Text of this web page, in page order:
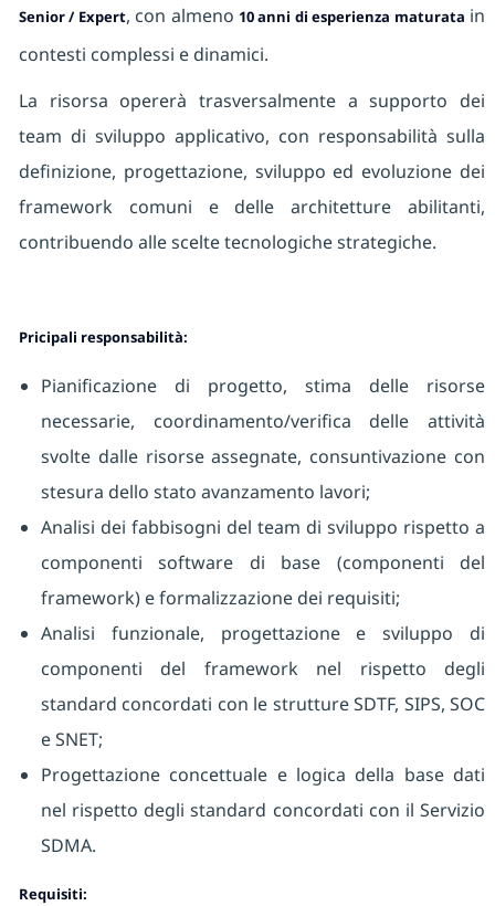
Senior / Expert, con almeno 10 anni di esperienza maturata in
contesti complessi e dinamici.
La risorsa opererà trasversalmente a supporto dei
team di sviluppo applicativo, con responsabilità sulla
definizione, progettazione, sviluppo ed evoluzione dei
framework comuni e delle architetture abilitanti,
contribuendo alle scelte tecnologiche strategiche.
Pricipali responsabilità:
Pianificazione di progetto, stima delle risorse
necessarie, coordinamento/verifica delle attività
svolte dalle risorse assegnate, consuntivazione con
stesura dello stato avanzamento lavori;
Analisi dei fabbisogni del team di sviluppo rispetto a
componenti software di base (componenti del
framework) e formalizzazione dei requisiti;
Analisi funzionale, progettazione e sviluppo di
componenti del framework nel rispetto degli
standard concordati con le strutture SDTF, SIPS, SOC
e SNET;
Progettazione concettuale e logica della base dati
nel rispetto degli standard concordati con il Servizio
SDMA.
Requisiti: